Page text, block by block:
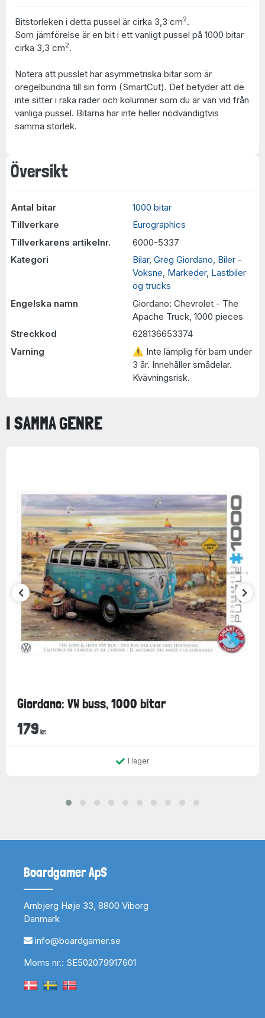
Översikt
Antal bitar
1000 bitar
Tillverkare
Eurographics
Tillverkarens artikelnr.
6000-5337
Kategori
Bilar, Greg Giordano, Biler -
Voksne, Markeder, Lastbiler
og trucks
Engelska namn
Giordano: Chevrolet - The
Apache Truck, 1000 pieces
Streckkod
628136653374
Varning
⚠ Inte lämplig för barn under
3 år. Innehåller smådelar.
Kvävningsrisk.
Bitstorleken i detta pussel är cirka 3,3 cm2.
Som jämförelse är en bit i ett vanligt pussel på 1000 bitar
cirka 3,3 cm2.
Notera att pusslet har asymmetriska bitar som är
oregelbundna till sin form (SmartCut). Det betyder att de
inte sitter i raka rader och kolumner som du är van vid från
vanliga pussel. Bitarna har inte heller nödvändigtvis
samma storlek.
I SAMMA GENRE
Giordano: VW buss, 1000 bitar
179 kr.
I lager
Boardgamer ApS
Arnbjerg Høje 33, 8800 Viborg
Danmark
info@boardgamer.se
Moms nr.: SE502079917601